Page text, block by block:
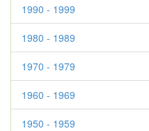
1990 - 1999
1980 - 1989
1970 - 1979
1960 - 1969
1950 - 1959